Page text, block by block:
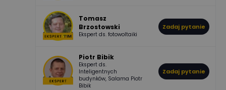
boss 532 714
DawidZak 796
Odpowiedzi
244
Ocen
Tomasz
Brzostowski
Ekspert ds. fotowoltaiki
Zadaj pytanie
Piotr Bibik
Ekspert ds.
Inteligentnych
budynków, Salama Piotr
Bibik
Zadaj pytanie